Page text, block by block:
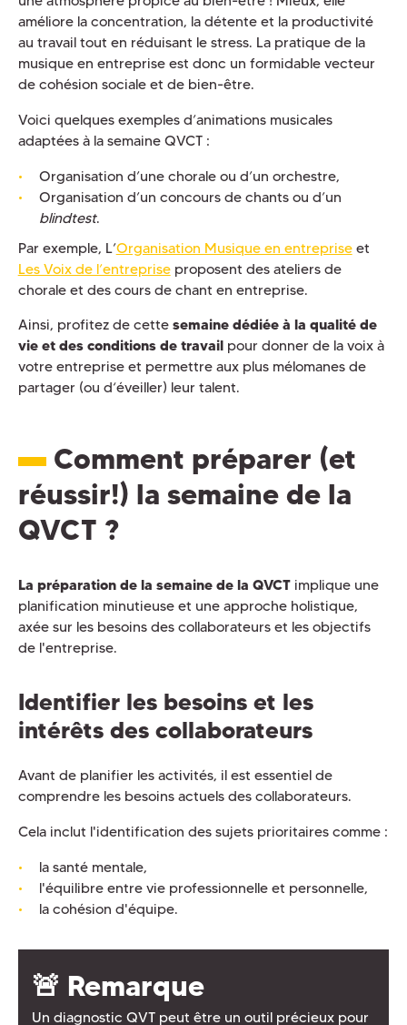
améliore la concentration, la détente et la productivité
au travail tout en réduisant le stress. La pratique de la
musique en entreprise est donc un formidable vecteur
de cohésion sociale et de bien-être.
Voici quelques exemples d’animations musicales
adaptées à la semaine QVCT :
Organisation d’une chorale ou d’un orchestre,
Organisation d’un concours de chants ou d’un
blindtest.
Par exemple, L’Organisation Musique en entrepriseet
Les Voix de l’entrepriseproposent des ateliers de
chorale et des cours de chant en entreprise.
Ainsi, profitez de cette semaine dédiée à la qualité de
vie et des conditions de travailpour donner de la voix à
votre entreprise et permettre aux plus mélomanes de
partager (ou d‘éveiller) leur talent.
Comment préparer (et
réussir!) la semaine de la
QVCT ?
La préparation de la semaine de la QVCTimplique une
planification minutieuse et une approche holistique,
axée sur les besoins des collaborateurs et les objectifs
de l'entreprise.
Identifier les besoins et les
intérêts des collaborateurs
Avant de planifier les activités, il est essentiel de
comprendre les besoins actuels des collaborateurs.
Cela inclut l'identification des sujets prioritaires comme :
la santé mentale,
l'équilibre entre vie professionnelle et personnelle,
la cohésion d'équipe.
🚨 Remarque
Un diagnostic QVT peut être un outil précieux pour